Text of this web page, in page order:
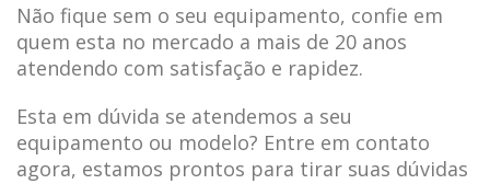
Não fique sem o seu equipamento, confie em
quem esta no mercado a mais de 20 anos
atendendo com satisfação e rapidez.
Esta em dúvida se atendemos a seu
equipamento ou modelo? Entre em contato
agora, estamos prontos para tirar suas dúvidas